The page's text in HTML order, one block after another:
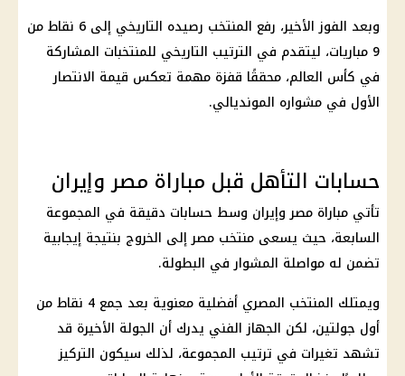
وبعد الفوز الأخير، رفع المنتخب رصيده التاريخي إلى 6 نقاط من
9 مباريات، ليتقدم في الترتيب التاريخي للمنتخبات المشاركة
في كأس العالم، محققًا قفزة مهمة تعكس قيمة الانتصار
الأول في مشواره المونديالي.
حسابات التأهل قبل مباراة مصر وإيران
تأتي مباراة مصر وإيران وسط حسابات دقيقة في المجموعة
السابعة، حيث يسعى منتخب مصرإلى الخروج بنتيجة إيجابية
تضمن له مواصلة المشوار في البطولة.
ويمتلك المنتخب المصري أفضلية معنوية بعد جمع 4 نقاط من
أول جولتين، لكن الجهاز الفني يدرك أن الجولة الأخيرة قد
تشهد تغيرات في ترتيب المجموعة، لذلك سيكون التركيز